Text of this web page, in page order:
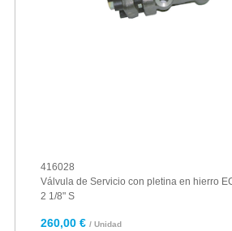
416028
Válvula de Servicio con pletina en hierro
2 1/8" S
260,00 € / Unidad